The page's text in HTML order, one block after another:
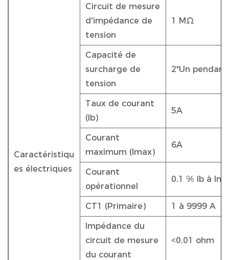
Caractéristiqu
es électriques
Circuit de mesure
d'impédance de
tension
1 MΩ
Capacité de
surcharge de
tension
2*Un
Taux de courant
(Ib)
5A
Courant
maximum (Imax)
6A
Courant
opérationnel
0,1 % Ib à
CT1 (Primaire) 1 à 9999 A
Impédance du
circuit de mesure
du courant
<0,01 ohm